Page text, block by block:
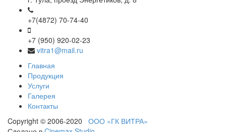
+7(4872) 70-74-40
+7 (950) 920-02-23
vitra1@mail.ru
Главная
Продукция
Услуги
Галерея
Контакты
Copyright © 2006-2020 ООО «ГК ВИТРА»